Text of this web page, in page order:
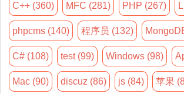
C++ (360) MFC (281) PHP (267)
phpcms (140) 程序员 (132)
C# (108) test (99) Windows (98)
Mac (90) discuz (86) js (84) 苹果